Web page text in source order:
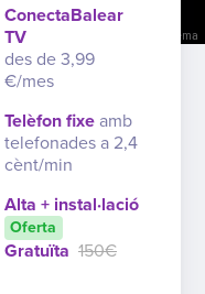
Condicions Informa d'un problema
ConectaBalear
TV
des de 3,99
€/mes
Telèfon fixe amb
telefonades a 2,4
cènt/min
Alta + instal·lació
Oferta
Gratuïta 150€